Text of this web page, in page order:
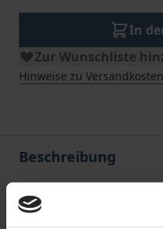
In
Zur Wunschliste
Hinweise zu Versandkosten
Beschreibung
Entrepreneurial